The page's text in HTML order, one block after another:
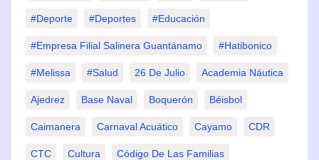
#Deporte #deportes #Educación
#Empresa Filial Salinera Guantánamo #Hatibonico
#Melissa #Salud 26 De Julio Academia Náutica
Ajedrez Base Naval Boquerón Béisbol
Caimanera Carnaval Acuático Cayamo CDR
CTC Cultura Código De Las Familias